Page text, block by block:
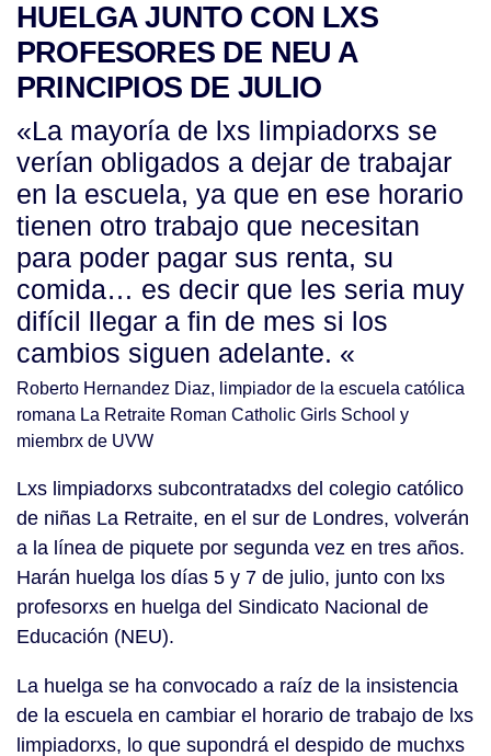
HUELGA JUNTO CON LXS
PROFESORES DE NEU A
PRINCIPIOS DE JULIO
«La mayoría de lxs limpiadorxs se
verían obligados a dejar de trabajar
en la escuela, ya que en ese horario
tienen otro trabajo que necesitan
para poder pagar sus renta, su
comida… es decir que les seria muy
difícil llegar a fin de mes si los
cambios siguen adelante. «
Roberto Hernandez Diaz, limpiador de la escuela católica
romana La Retraite Roman Catholic Girls School y
miembrx de UVW
Lxs limpiadorxs subcontratadxs del colegio católico
de niñas La Retraite, en el sur de Londres, volverán
a la línea de piquete por segunda vez en tres años.
Harán huelga los días 5 y 7 de julio, junto con lxs
profesorxs en huelga del Sindicato Nacional de
Educación (NEU).
La huelga se ha convocado a raíz de la insistencia
de la escuela en cambiar el horario de trabajo de lxs
limpiadorxs, lo que supondrá el despido de muchxs